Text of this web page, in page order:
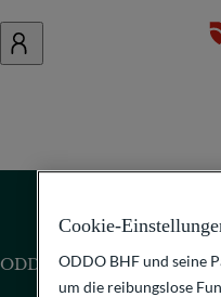
ODDO BHF SCA
Cookie-
ODDO BHF und seine
um die reibungslose